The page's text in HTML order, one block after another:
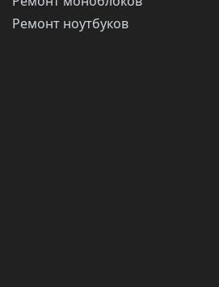
Ремонт ноутбуков